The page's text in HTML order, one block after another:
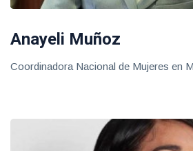
Anayeli Muñoz
Coordinadora Nacional de Mujeres en